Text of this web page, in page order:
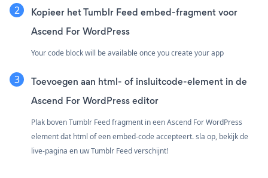
Kopieer het Tumblr Feed embed-fragment voor
Ascend For WordPress
Your code block will be available once you create your app
Toevoegen aan html- of insluitcode-element in de
Ascend For WordPress editor
Plak boven Tumblr Feed fragment in een Ascend For WordPress
element dat html of een embed-code accepteert. sla op, bekijk de
live-pagina en uw Tumblr Feed verschijnt!